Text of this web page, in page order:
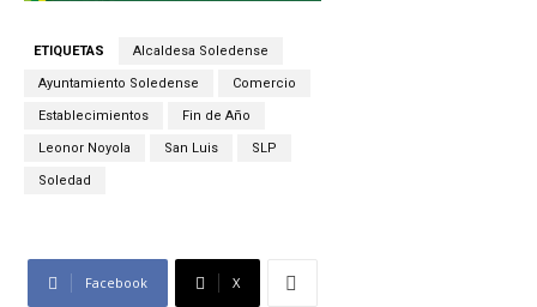
ETIQUETAS Alcaldesa Soledense
Ayuntamiento Soledense Comercio
Establecimientos Fin de Año
Leonor Noyola San Luis SLP
Soledad
Facebook X